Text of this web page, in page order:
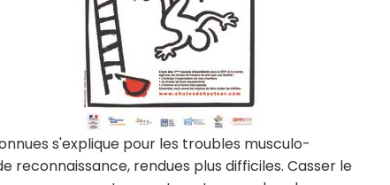
s'explique pour les troubles musculo-
reconnaissance, rendues plus difficiles. Casser le